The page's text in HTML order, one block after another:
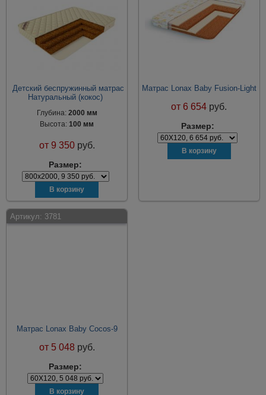
Детский беспружинный матрас
Натуральный (кокос)
Глубина: 2000 мм
Высота:100 мм
от9 350 руб.
Размер:
Матрас Lonax Baby Fusion-Light
от 6 654 руб.
Размер:
Артикул: 3781
Матрас Lonax Baby Cocos-9
от5 048 руб.
Размер: